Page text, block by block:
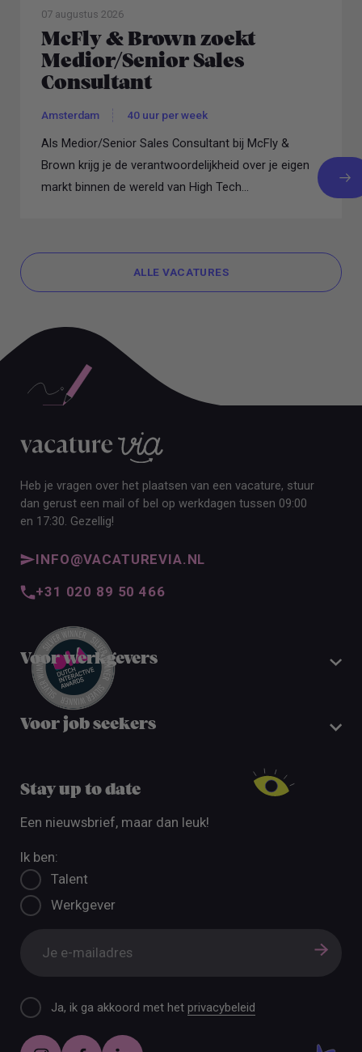
07 augustus 2026
McFly & Brown zoekt
Medior/Senior Sales
Consultant
Amsterdam 40 uur per week
Als Medior/Senior Sales Consultant bij McFly &
Brown krijg je de verantwoordelijkheid over je eigen
markt binnen de wereld van High Tech...
ALLE VACATURES
Heb je vragen over het plaatsen van een vacature, stuur
dan gerust een mail of bel op werkdagen tussen 09:00
en 17:30. Gezellig!
INFO@VACATUREVIA.NL
+31 020 89 50 466
Voor werkgevers
Voor job seekers
Stay up to date
Een nieuwsbrief, maar dan leuk!
Ik ben:
Talent
Werkgever
Ja, ik ga akkoord met hetprivacybeleid